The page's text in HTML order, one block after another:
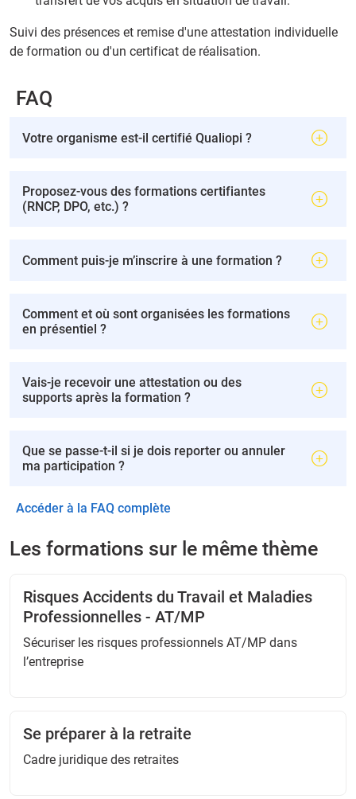
Suivi des présences et remise d'une attestation individuelle
de formation ou d'un certificat de réalisation.
FAQ
Votre organisme est-il certifié Qualiopi ?
Proposez-vous des formations certifiantes
(RNCP, DPO, etc.) ?
Comment puis-je m’inscrire à une formation ?
Comment et où sont organisées les formations
en présentiel ?
Vais-je recevoir une attestation ou des
supports après la formation ?
Que se passe-t-il si je dois reporter ou annuler
ma participation ?
Accéder à la FAQ complète
Les formations sur le même thème
Risques Accidents du Travail et Maladies
Professionnelles - AT/MP
Sécuriser les risques professionnels AT/MP dans
l’entreprise
Se préparer à la retraite
Cadre juridique des retraites